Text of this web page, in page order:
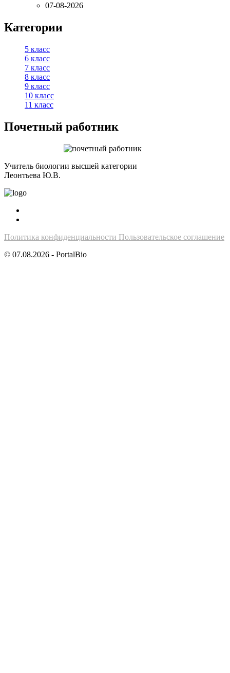
07-08-2026
Категории
5 класс
6 класс
7 класс
8 класс
9 класс
10 класс
11 класс
Почетный работник
Учитель биологии высшей категории
Леонтьева Ю.В.
Политика конфиденциальности Пользовательское соглашение
© 07.08.2026 - PortalBio